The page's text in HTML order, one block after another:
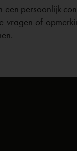
persoonlijk
vragen of